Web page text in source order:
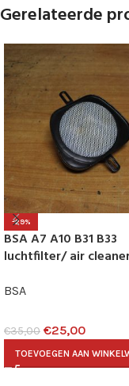
Gerelateerde
-29%
BSA A7 A10 B31 B33
luchtfilter/ air
BSA
€35,00 €25,00
TOEVOEGEN AAN